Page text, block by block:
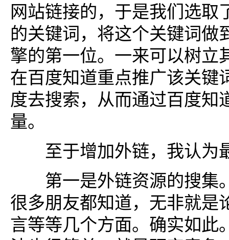
网站链接的，于是我们选取
的关键词，将这个关键词做
擎的第一位。一来可以树立
在百度知道重点推广该关键
度去搜索，从而通过百度知
量。
至于增加外链，我认为
第一是外链资源的搜集
很多朋友都知道，无非就是
言等等几个方面。确实如此